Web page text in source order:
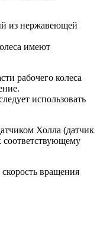
из нержавеющей
имеют
рабочего колеса
использовать
Холла (датчик
вращения